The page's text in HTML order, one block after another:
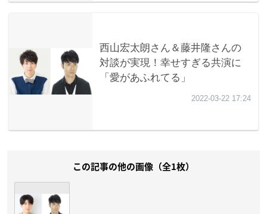
この記事の他の画像（全1枚）